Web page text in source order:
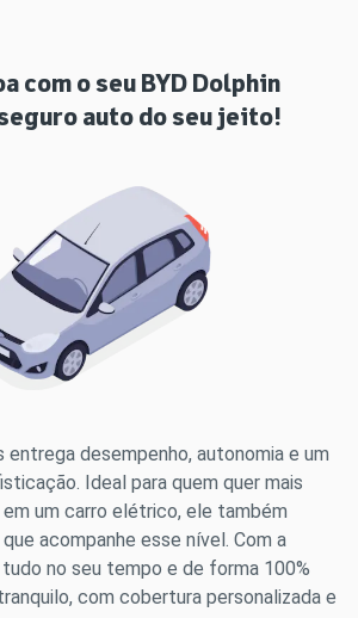
com o seu BYD Dolphin
auto do seu jeito!
entrega desempenho, autonomia e um
Ideal para quem quer mais
um carro elétrico, ele também
acompanhe esse nível. Com a
no seu tempo e de forma 100%
com cobertura personalizada e